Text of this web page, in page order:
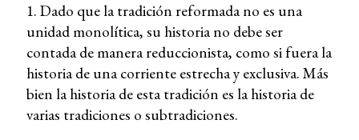
1. Dado que la tradición reformada no es una
unidad monolítica, su historia no debe ser
contada de manera reduccionista, como si fuera la
historia de una corriente estrecha y exclusiva. Más
bien la historia de esta tradición es la historia de
varias tradiciones o subtradiciones.